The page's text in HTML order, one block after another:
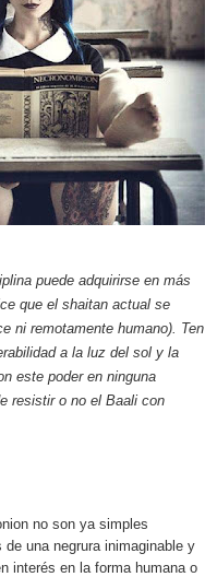
puede adquirirse en más
que el shaitan actual se
ni remotamente humano). Ten
a la luz del sol y la
este poder en ninguna
resistir o no el Baali con
no son ya simples
una negrura inimaginable y
interés en la forma humana o